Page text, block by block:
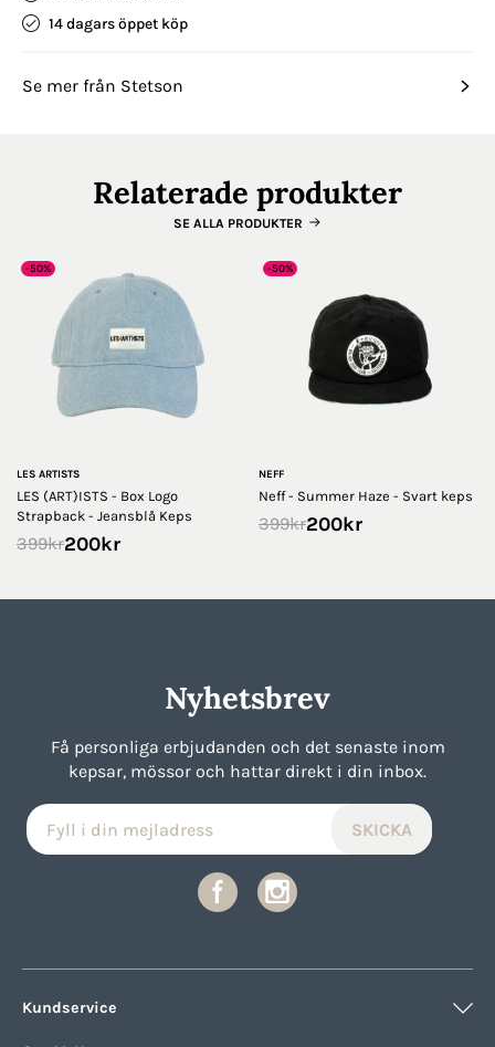
14 dagars öppet köp
Se mer från Stetson
Relaterade produkter
SE ALLA PRODUKTER
-50%
LES ARTISTS
LES (ART)ISTS - Box Logo
Strapback - Jeansblå Keps
399kr200kr
-50%
NEFF
Neff - Summer Haze - Svart keps
399kr200kr
Nyhetsbrev
Få personliga erbjudanden och det senaste inom
kepsar, mössor och hattar direkt i din inbox.
Kundservice